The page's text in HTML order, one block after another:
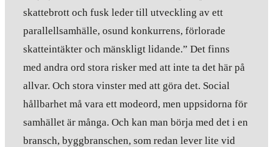
skattebrott och fusk leder till utveckling av ett
parallellsamhälle, osund konkurrens, förlorade
skatteintäkter och mänskligt lidande.” Det finns
med andra ord stora risker med att inte ta det här på
allvar. Och stora vinster med att göra det. Social
hållbarhet må vara ett modeord, men uppsidorna för
samhället är många. Och kan man börja med det i en
bransch, byggbranschen, som redan lever lite vid